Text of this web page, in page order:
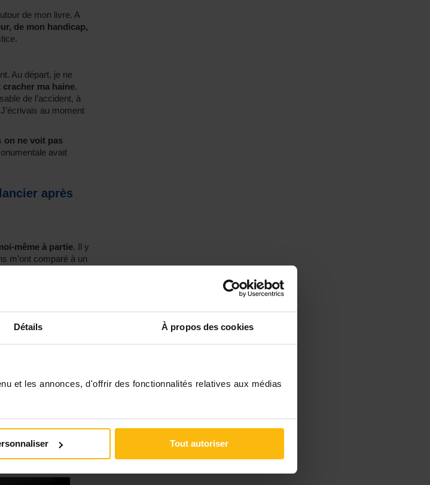
Détails À propos des cookies
et les annonces, d'offrir des fonctionnalités relatives aux médias
Tout autoriser
de mon livre. A
de mon handicap,
Au départ, je ne
cracher ma haine.
de l’accident, à
au moment
on ne voit pas
avait
après
même à partie. Il y
m’ont comparé à un
par tellement
de sortir de cette
ça être une
dit qu’elle ne savait
de choses, en tout
je n’ai pas la parole
toutes les sphères de
lorsque je parle avec
vouloir devenir